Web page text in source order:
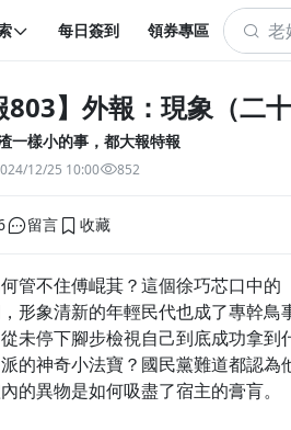
每日簽到 領券專區
803】外報：現象（二
一樣小的事，都大報特報
12/25 10:00 852
留言 收藏
管不住傅崐萁？這個徐巧芯口中
形象清新的年輕民代也成了專幹
未停下腳步檢視自己到底成功拿
的神奇小法寶？國民黨難道都認
的異物是如何吸盡了宿主的膏肓。